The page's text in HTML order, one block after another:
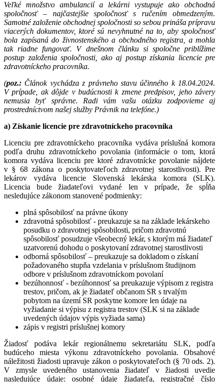
Veľké množstvo ambulancií a lekárni vystupuje ako obchodná
spoločnosť – najčastejšie spoločnosť s ručením obmedzeným.
Samotné založenie obchodnej spoločnosti so sebou prináša prípravu
viacerých dokumentov, ktoré sú nevyhnutné na to, aby spoločnosť
bola zapísaná do živnostenského a obchodného registra, a mohla
tak riadne fungovať. V dnešnom článku si spoločne priblížime
postup založenia spoločnosti, ako aj postup získania licencie pre
zdravotníckeho pracovníka.
(poz.: Článok vychádza z právneho stavu účinného k 18.04.2024.
V prípade, ak dôjde v budúcnosti k zmene predpisov, jeho závery
nemusia byť správne. Radi vám vašu otázku zodpovieme aj
prostredníctvom našej služby Právnik na telefóne.)
a) Získanie licencie pre zdravotníckeho pracovníka
Licenciu pre zdravotníckeho pracovníka vydáva príslušná komora
podľa druhu zdravotníckeho povolania (informácie o tom, ktorá
komora vydáva licenciu pre ktoré zdravotnícke povolanie nájdete
v § 68 zákona o poskytovateľoch zdravotnej starostlivosti). Pre
lekárov vydáva licencie Slovenská lekárska komora (SLK).
Licencia bude žiadateľovi vydané len v prípade, že spĺňa
nesledujúce zákonom stanovené podmienky:
plná spôsobilosť na právne úkony
zdravotná spôsobilosť - preukazuje sa na základe lekárskeho
posudku o zdravotnej spôsobilosti, pričom zdravotnú
spôsobilosť posudzuje všeobecný lekár, s ktorým má žiadateľ
uzatvorenú dohodu o poskytovaní zdravotnej starostlivosti
odborná spôsobilosť – preukazuje sa dokladom o získaní
požadovaného stupňa vzdelania v príslušnom študijnom
odbore v príslušnom zdravotníckom povolaní
bezúhonnosť - bezúhonnosť sa preukazuje výpisom z registra
trestov, pričom, ak je žiadateľ občanom SR s trvalým
pobytom na území SR poskytne komore len údaje na
vyžiadanie si výpisu z registra trestov (SLK si na základe
uvedených údajov výpis vyžiada sama)
zápis v registri príslušnej komory
Žiadosť podáva lekár regionálnemu sekretariátu SLK, podľa
budúceho miesta výkonu zdravotníckeho povolania. Obsahové
náležitosti žiadosti upravuje zákon o poskytovateľoch (§ 70 ods. 2).
V zmysle uvedeného ustanovenia žiadateľ v žiadosti uvedie
nasledujúce údaje: osobné údaje žiadateľa, registračné číslo